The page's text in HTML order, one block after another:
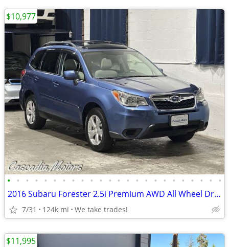
• • • • • • • • • • • • • • • • • • • • • • • •
2016 Subaru Forester 2.5i Premium AWD All Wheel Drive SUV
7/31 124k mi We take trades!
$10,977
$11,995